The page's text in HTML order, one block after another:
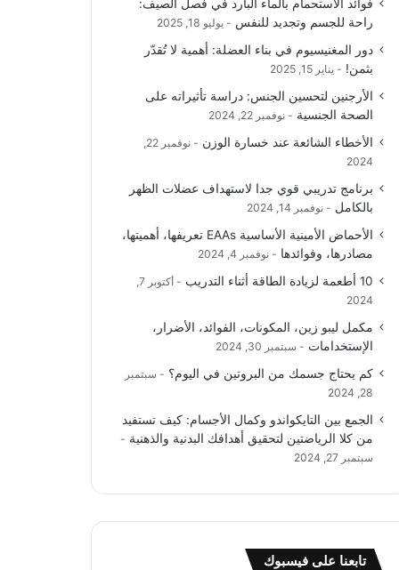
فوائد الاستحمام بالماء البارد في فصل الصيف:
راحة للجسم وتجديد للنفس
يوليو 18, 2025
دور المغنيسيوم في بناء العضلة: أهمية لا تُقدّر
بثمن!
يناير 15, 2025
الأرجنين لتحسين الجنس: دراسة تأثيراته على
الصحة الجنسية
نوفمبر 22, 2024
الأخطاء الشائعة عند خسارة الوزن
نوفمبر 22,
2024
برنامج تدريبي قوي جدا لاستهداف عضلات الظهر
بالكامل
نوفمبر 14, 2024
الأحماض الأمينية الأساسية EAAs تعريفها، أهميتها،
مصادرها، وفوائدها
نوفمبر 4, 2024
10 أطعمة لزيادة الطاقة أثناء التدريب
أكتوبر 7,
2024
مكمل ليبو زين، المكونات، الفوائد، الأضرار،
الإستخدامات
سبتمبر 30, 2024
كم يحتاج جسمك من البروتين في اليوم؟
سبتمبر
28, 2024
الجمع بين التايكواندو وكمال الأجسام: كيف تستفيد
من كلا الرياضتين لتحقيق أهدافك البدنية والذهنية
سبتمبر 27, 2024
تابعنا على فيسبوك